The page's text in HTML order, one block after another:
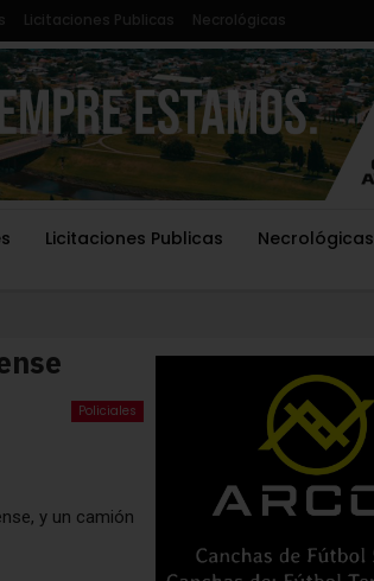
Licitaciones Publicas Necrológicas
Licitaciones Publicas Necrológicas
Policiales
y un camión